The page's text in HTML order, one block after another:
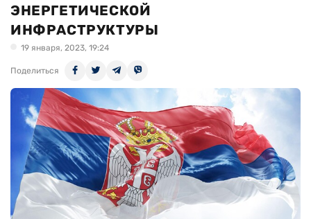
ЭНЕРГЕТИЧЕСКОЙ
ИНФРАСТРУКТУРЫ
19 января, 2023, 19:24
Поделиться